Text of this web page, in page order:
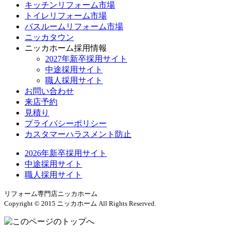
キッチンリフォーム市場
トイレリフォーム市場
バスルームリフォーム市場
ニッカタウン
ニッカホーム採用情報
2027年新卒採用サイト
中途採用サイト
職人採用サイト
お問い合わせ
来店予約
見積り
プライバシーポリシー
カスタマーハラスメント防止
2026年新卒採用サイト
中途採用サイト
職人採用サイト
リフォーム専門店ニッカホーム
Copyright © 2015 ニッカホーム All Rights Reserved.